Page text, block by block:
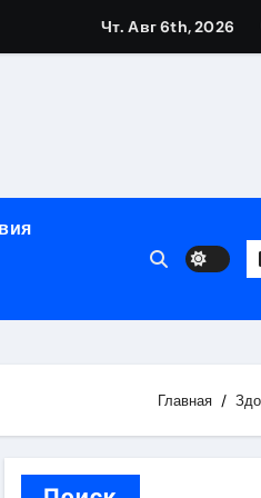
и долгосрочная защита
поддержкой и
Чт. Авг 6th, 2026
Главная